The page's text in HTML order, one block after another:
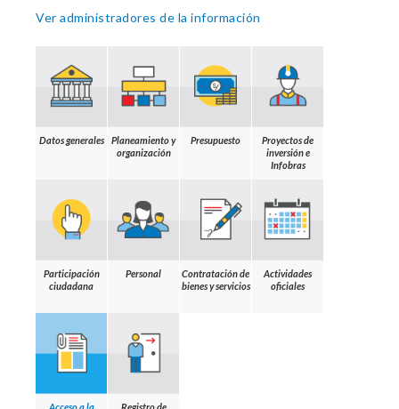
Ver administradores de la información
Datos generales
Planeamiento y
organización
Presupuesto
Proyectos de
inversión e
Infobras
Participación
ciudadana
Personal
Contratación de
bienes y servicios
Actividades
oficiales
Acceso a la
Registro de